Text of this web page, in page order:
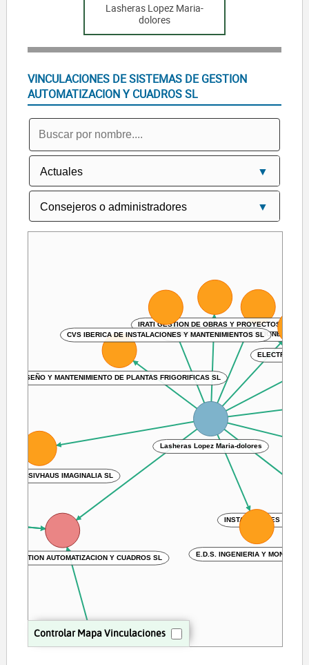
Lasheras Lopez Maria-
dolores
VINCULACIONES DE SISTEMAS DE GESTION
AUTOMATIZACION Y CUADROS SL
Controlar Mapa Vinculaciones
GESTION AUTOMATIZACION Y CUADROS SL
Lasheras Lopez Maria-dolores
GRUPO INMOTECHNIA GESTIONES
DISEÑO Y MANTENIMIENTO DE PLANTAS FRIGORIFICAS SL
PASSIVHAUS IMAGINALIA SL
IRATI GESTION DE OBRAS Y PROYECTOS SL
INSTALACIONES
CVS IBERICA DE INSTALACIONES Y MANTENIMIENTOS SL
E.D.S. INGENIERIA Y MONTAJES SA